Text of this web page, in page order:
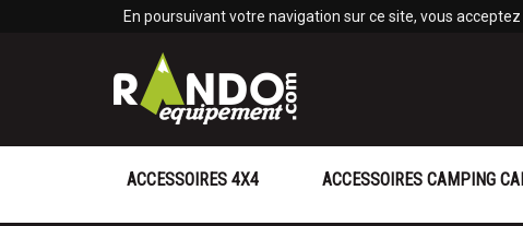
En poursuivant votre navigation sur ce site, vous
ACCESSOIRES 4X4 ACCESSOIRES CAMPING
Panneau de gestion des cookies